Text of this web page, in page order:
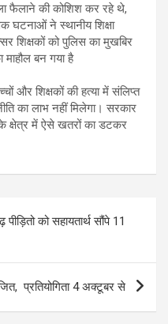
फैलाने की कोशिश कर रहे थे,
घटनाओं ने स्थानीय शिक्षा
शिक्षकों को पुलिस का मुखबिर
बन गया है
और शिक्षकों की हत्या में संलिप्त
का लाभ नहीं मिलेगा। सरकार
क्षेत्र में ऐसे खतरों का डटकर
पीड़ितो को सहायतार्थ सौंपे 11
प्रतियोगिता 4 अक्टूबर से